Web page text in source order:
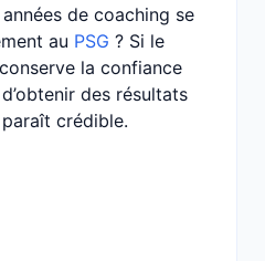
de coaching se
au PSG ? Si le
la confiance
des résultats
paraît crédible.